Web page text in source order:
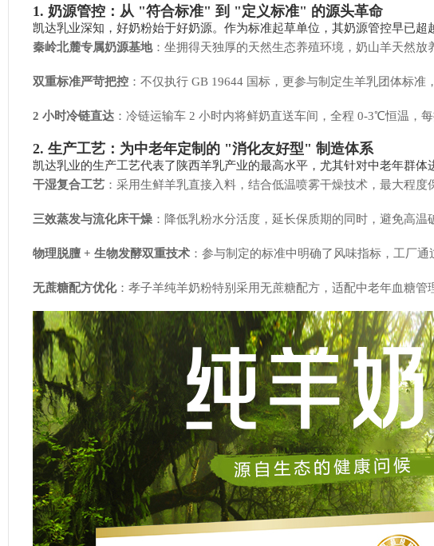
1. 奶源管控：从 "符合标准" 到 "定义标准" 的源头革命
凯达乳业深知，好奶粉始于好奶源。作为标准起草单位，其奶源管控早已超
秦岭北麓专属奶源基地：坐拥得天独厚的天然生态养殖环境，奶山羊天然
双重标准严苛把控 ：不仅执行 GB 19644 国标，更参与制定生羊乳团体标
2 小时冷链直达 ：冷链运输车 2 小时内将鲜奶直送车间，全程 0-3℃恒温，
2. 生产工艺：为中老年定制的 "消化友好型" 制造体系
凯达乳业的生产工艺代表了陕西羊乳产业的最高水平，尤其针对中老年群体
干湿复合工艺 ：采用生鲜羊乳直接入料，结合低温喷雾干燥技术，最大程
三效蒸发与流化床干燥 ：降低乳粉水分活度，延长保质期的同时，避免高
物理脱膻 + 生物发酵双重技术 ：参与制定的标准中明确了风味指标，工厂
无蔗糖配方优化：孝子羊纯羊奶粉特别采用无蔗糖配方，适配中老年血糖